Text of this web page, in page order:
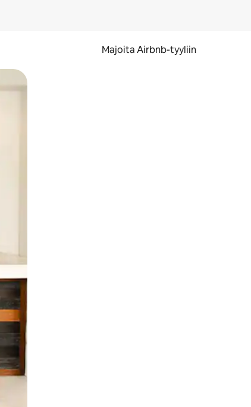
Majoita Airbnb-tyyliin